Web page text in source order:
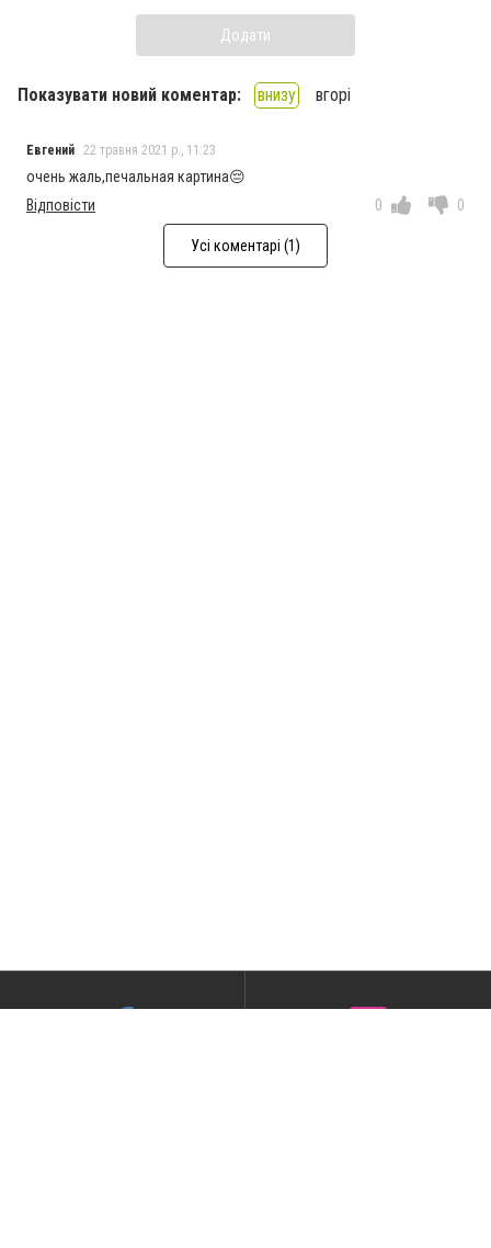
Додати
Показувати новий коментар: внизу вгорі
Евгений 22 травня 2021 р., 11:23
очень жаль,печальная картина😔
Відповісти
0 0
Усі коментарі (1)